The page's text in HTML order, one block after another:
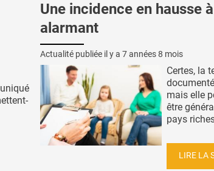
Une incidence en hausse
alarmant
Actualité publiée il y a 7 années 8 mois
Certes, la
mais elle
être
pays
LIRE LA